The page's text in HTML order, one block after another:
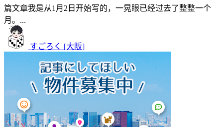
篇文章我是从1月2日开始写的，一晃眼已经过去了整整一个
月。...
すごろく [大阪]